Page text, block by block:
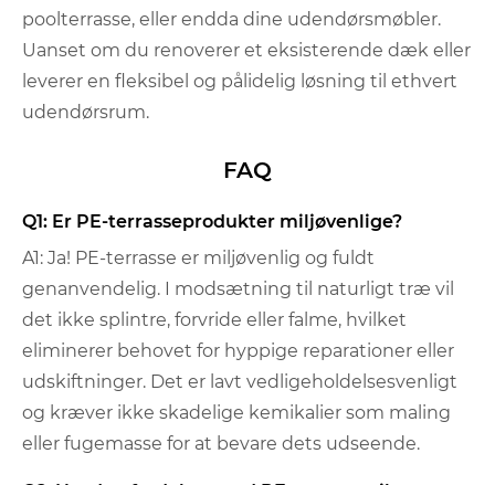
poolterrasse, eller endda dine udendørsmøbler.
Uanset om du renoverer et eksisterende dæk eller
leverer en fleksibel og pålidelig løsning til ethvert
udendørsrum.
FAQ
Q1: Er PE-terrasseprodukter miljøvenlige?
A1: Ja! PE-terrasse er miljøvenlig og fuldt
genanvendelig. I modsætning til naturligt træ vil
det ikke splintre, forvride eller falme, hvilket
eliminerer behovet for hyppige reparationer eller
udskiftninger. Det er lavt vedligeholdelsesvenligt
og kræver ikke skadelige kemikalier som maling
eller fugemasse for at bevare dets udseende.